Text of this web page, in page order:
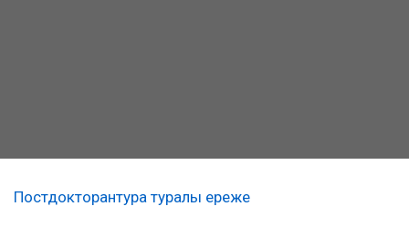
Постдокторантура туралы ереже